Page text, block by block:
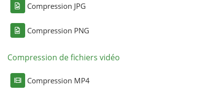
Compression JPG
Compression PNG
Compression de fichiers vidéo
Compression MP4